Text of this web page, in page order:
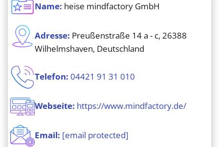
Name: heise mindfactory GmbH
Adresse: Preußenstraße 14 a - c, 26388
Wilhelmshaven, Deutschland
Telefon: 04421 91 31 010
Webseite: https://www.mindfactory.de/
Email: [email protected]